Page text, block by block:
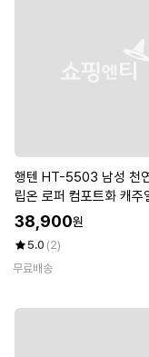
행텐 HT-5503 남성 천
립온 로퍼 컴포트화 캐주
즈 단화
38,900원
5.0 (2)
무료배송